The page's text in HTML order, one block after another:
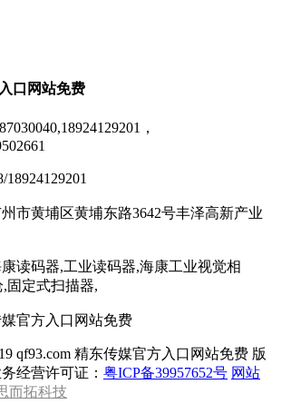
口网站免费
，
18924129201
州市黄埔区黄埔东路3642号丰泽高新产业
海康读码器,工业读码器,海康工业视觉相
固定式扫描器,
官方入口网站免费
qf93.com 精东传媒官方入口网站免费 版
营许可证： 粤ICP备39957652号 网站
而拓科技